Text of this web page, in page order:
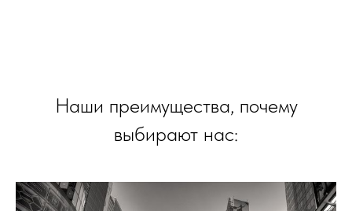
Наши преимущества, почему
выбирают нас: